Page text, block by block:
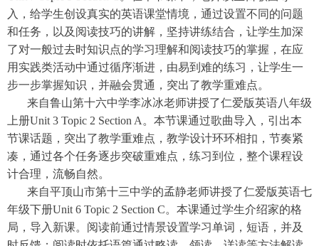
入，给学生创设真实的英语课堂情境，通过设置不同的问题
和任务，以及阅读技巧的讲解，坚持讲练结合，让学生加深
了对一般过去时知识点的学习理解和阅读技巧的掌握，在应
用实践类活动中通过循序渐进，由易到难的练习，让学生一
步一步掌握知识，并融会贯通，突出了教学重难点。
来自鲁山第十六中学李冰冰老师讲授了仁爱版英语八年级
上册Unit 3 Topic 2 Section A。本节课通过歌曲导入，引出本
节课话题，突出了教学重难点，教学设计环环相扣，节奏紧
凑，通过各个任务逐步突破重难点，练习到位，整个课程设
计合理，流畅自然。
来自平顶山市第十三中学的孟静老师讲授了仁爱版英语七
年级下册Unit 6 Topic 2 Section C。本课通过学生介绍家的格
局，导入新课。阅读前通过情景设置学习单词，短语，并及